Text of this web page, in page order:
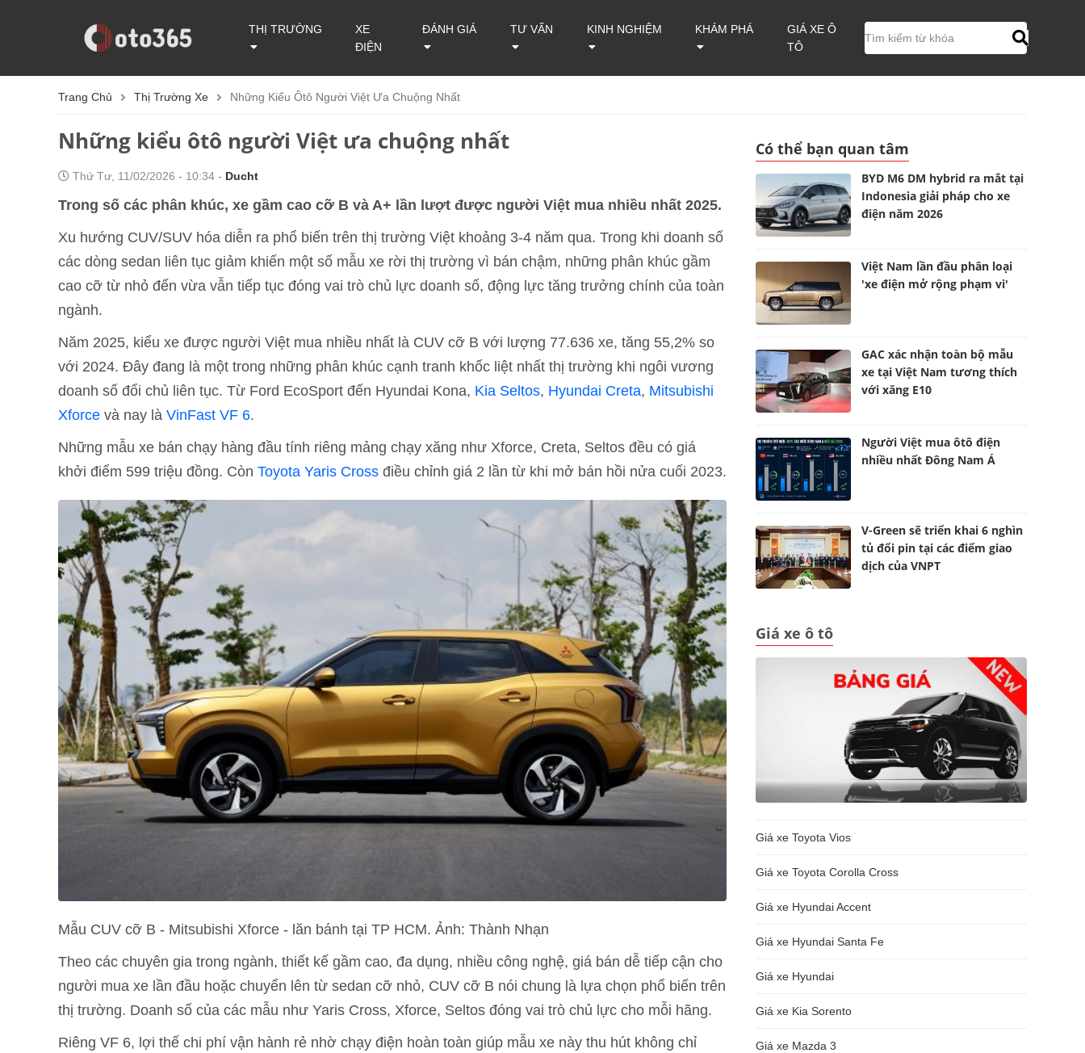
THỊ TRƯỜNG
XE
ĐIỆN
ĐÁNH GIÁ TƯ VẤN KINH NGHIỆM KHÁM PHÁ
GIÁ XE Ô
TÔ
Trang Chủ Thị Trường Xe Những Kiểu Ôtô Người Việt Ưa Chuộng Nhất
Những kiểu ôtô người Việt ưa chuộng nhất
Thứ Tư, 11/02/2026 - 10:34 - Ducht
Trong số các phân khúc, xe gầm cao cỡ B và A+ lần lượt được người Việt mua nhiều nhất 2025.
Xu hướng CUV/SUV hóa diễn ra phổ biến trên thị trường Việt khoảng 3-4 năm qua. Trong khi doanh số
các dòng sedan liên tục giảm khiến một số mẫu xe rời thị trường vì bán chậm, những phân khúc gầm
cao cỡ từ nhỏ đến vừa vẫn tiếp tục đóng vai trò chủ lực doanh số, động lực tăng trưởng chính của toàn
ngành.
Năm 2025, kiểu xe được người Việt mua nhiều nhất là CUV cỡ B với lượng 77.636 xe, tăng 55,2% so
với 2024. Đây đang là một trong những phân khúc cạnh tranh khốc liệt nhất thị trường khi ngôi vương
doanh số đổi chủ liên tục. Từ Ford EcoSport đến Hyundai Kona, Kia Seltos, Hyundai Creta, Mitsubishi
Xforce và nay là VinFast VF 6.
Những mẫu xe bán chạy hàng đầu tính riêng mảng chạy xăng như Xforce, Creta, Seltos đều có giá
khởi điểm 599 triệu đồng. Còn Toyota Yaris Cross điều chỉnh giá 2 lần từ khi mở bán hồi nửa cuối 2023.
Mẫu CUV cỡ B - Mitsubishi Xforce - lăn bánh tại TP HCM. Ảnh: Thành Nhạn
Theo các chuyên gia trong ngành, thiết kế gầm cao, đa dụng, nhiều công nghệ, giá bán dễ tiếp cận cho
người mua xe lần đầu hoặc chuyển lên từ sedan cỡ nhỏ, CUV cỡ B nói chung là lựa chọn phổ biến trên
thị trường. Doanh số của các mẫu như Yaris Cross, Xforce, Seltos đóng vai trò chủ lực cho mỗi hãng.
Riêng VF 6, lợi thế chi phí vận hành rẻ nhờ chạy điện hoàn toàn giúp mẫu xe này thu hút không chỉ
Có thể bạn quan tâm
BYD M6 DM hybrid ra mắt tại
Indonesia giải pháp cho xe
điện năm 2026
Việt Nam lần đầu phân loại
'xe điện mở rộng phạm vi'
GAC xác nhận toàn bộ mẫu
xe tại Việt Nam tương thích
với xăng E10
Người Việt mua ôtô điện
nhiều nhất Đông Nam Á
V-Green sẽ triển khai 6 nghìn
tủ đổi pin tại các điểm giao
dịch của VNPT
Giá xe ô tô
Giá xe Toyota Vios
Giá xe Toyota Corolla Cross
Giá xe Hyundai Accent
Giá xe Hyundai Santa Fe
Giá xe Hyundai
Giá xe Kia Sorento
Giá xe Mazda 3